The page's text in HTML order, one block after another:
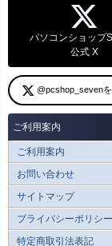
パソコンショップ
公式 X
@pcshop_seven
ご利用案内
ご利用案内
お問い合わせ
サイトマップ
プライバシーポリシー
特定商取引法表記